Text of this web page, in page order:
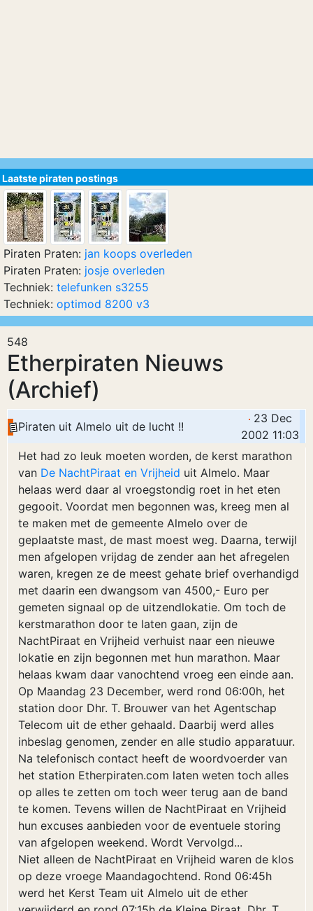
548
Etherpiraten Nieuws
(Archief)
Piraten uit Almelo uit de lucht !!
23 Dec
2002 11:03
Het had zo leuk moeten worden, de kerst marathon
van De NachtPiraat en Vrijheid uit Almelo. Maar
helaas werd daar al vroegstondig roet in het eten
gegooit. Voordat men begonnen was, kreeg men al
te maken met de gemeente Almelo over de
geplaatste mast, de mast moest weg. Daarna, terwijl
men afgelopen vrijdag de zender aan het afregelen
waren, kregen ze de meest gehate brief overhandigd
met daarin een dwangsom van 4500,- Euro per
gemeten signaal op de uitzendlokatie. Om toch de
kerstmarathon door te laten gaan, zijn de
NachtPiraat en Vrijheid verhuist naar een nieuwe
lokatie en zijn begonnen met hun marathon. Maar
helaas kwam daar vanochtend vroeg een einde aan.
Op Maandag 23 December, werd rond 06:00h, het
station door Dhr. T. Brouwer van het Agentschap
Telecom uit de ether gehaald. Daarbij werd alles
inbeslag genomen, zender en alle studio apparatuur.
Na telefonisch contact heeft de woordvoerder van
het station Etherpiraten.com laten weten toch alles
op alles te zetten om toch weer terug aan de band
te komen. Tevens willen de NachtPiraat en Vrijheid
hun excuses aanbieden voor de eventuele storing
van afgelopen weekend. Wordt Vervolgd...
Niet alleen de NachtPiraat en Vrijheid waren de klos
op deze vroege Maandagochtend. Rond 06:45h
werd het Kerst Team uit Almelo uit de ether
Laatste piraten postings
Piraten Praten: jan koops overleden
Piraten Praten: josje overleden
Techniek: telefunken s3255
Techniek: optimod 8200 v3